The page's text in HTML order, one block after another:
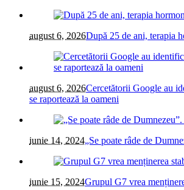
august 6, 2026După 25 de ani, terapia
august 6, 2026Cercetătorii Google au
se raportează la oameni
iunie 14, 2024„Se poate râde de
iunie 15, 2024Grupul G7 vrea